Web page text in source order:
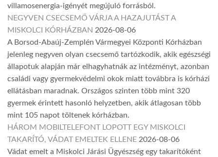
villamosenergia-igényét megújuló forrásból.
NEGYVEN CSECSEMŐ VÁRJA A HAZAJUTÁST A
MISKOLCI KÓRHÁZBAN 2026-08-06
A Borsod-Abaúj-Zemplén Vármegyei Központi Kórházban
jelenleg negyven olyan csecsemő tartózkodik, akik egészségi
állapotuk alapján már elhagyhatnák az intézményt, azonban
családi vagy gyermekvédelmi okok miatt továbbra is kórházi
ellátásban maradnak. Országos szinten több mint 320
gyermek érintett hasonló helyzetben, akik átlagosan több
mint 105 napot töltenek kórházban.
HÁROM MOBILTELEFONT LOPOTT EGY MISKOLCI
TAKARÍTÓ, VÁDAT EMELTEK ELLENE 2026-08-06
Vádat emelt a Miskolci Járási Ügyészség egy takarítóként